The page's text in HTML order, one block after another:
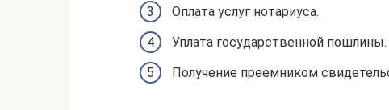
Оплата услуг нотариуса.
Уплата государственной пошлины.
Получение преемником